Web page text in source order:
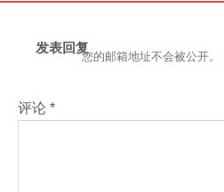
发表回复
您的邮箱地址不会被公开。
评论 *